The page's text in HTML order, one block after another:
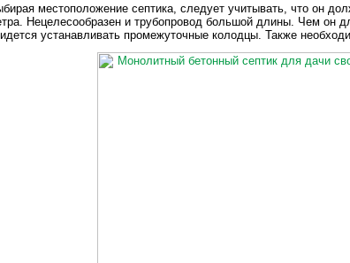
местоположение септика, следует учитывать, что он
Нецелесообразен и трубопровод большой длины. Чем он
устанавливать промежуточные колодцы. Также